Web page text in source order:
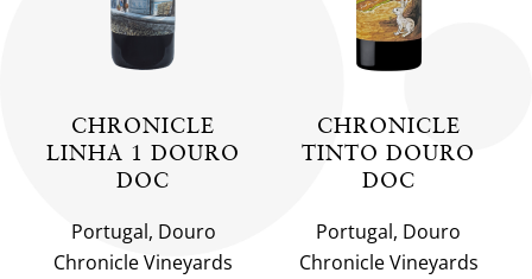
CHRONICLE
LINHA 1 DOURO
DOC
Portugal, Douro
Chronicle Vineyards
CHRONICLE
TINTO DOURO
DOC
Portugal, Douro
Chronicle Vineyards